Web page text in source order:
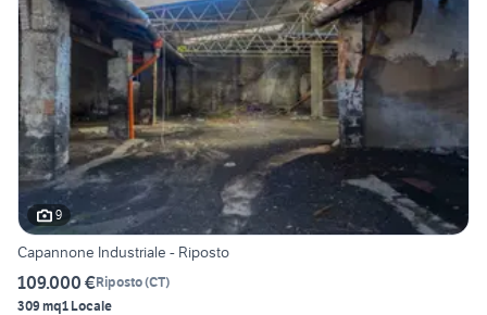
9
Capannone Industriale - Riposto
109.000 €Riposto(CT)
309 mq1 Locale